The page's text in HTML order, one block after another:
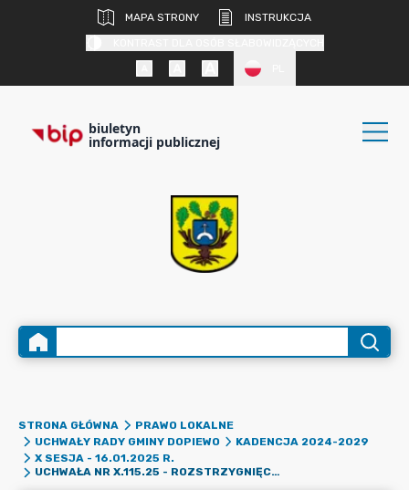
MAPA STRONY
INSTRUKCJA
biuletyn
informacji publicznej
STRONA GŁÓWNA
PRAWO LOKALNE
UCHWAŁY RADY GMINY DOPIEWO
KADENCJA 2024-2029
X SESJA - 16.01.2025 R.
UCHWAŁA NR X.115.25 - ROZSTRZYGNIĘCIE NADZORCZE